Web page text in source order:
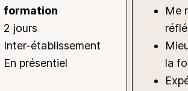
formation
2 jours
Inter-établissement
En présentiel
Me
la